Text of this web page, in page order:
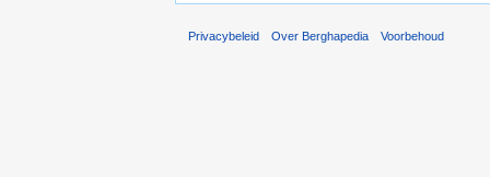
Privacybeleid Over Berghapedia Voorbehoud